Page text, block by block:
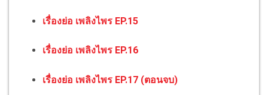
เรื่องย่อ เพลิงไพร EP.15
เรื่องย่อ เพลิงไพร EP.16
เรื่องย่อ เพลิงไพร EP.17 (ตอนจบ)